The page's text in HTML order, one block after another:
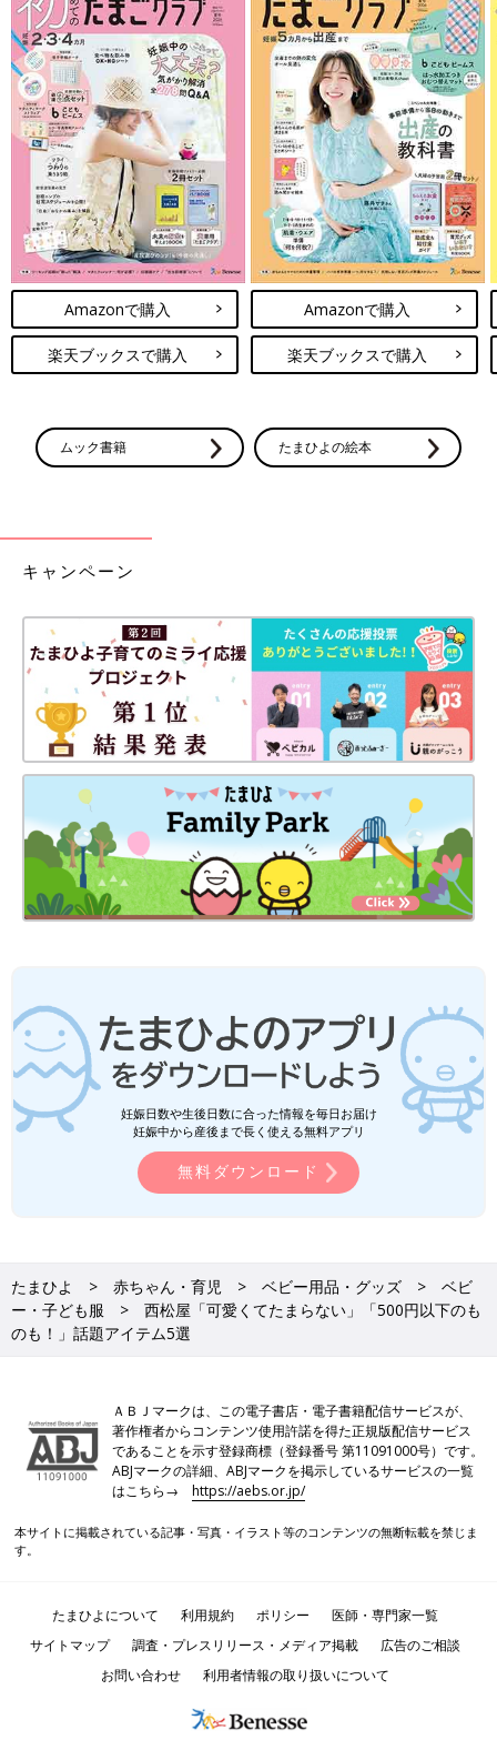
Amazonで購入
楽天ブックスで購入
Amazonで購入
楽天ブックスで購入
ムック書籍 たまひよの絵本
キャンペーン
妊娠日数や生後日数に合った情報を毎日お届け
妊娠中から産後まで長く使える無料アプリ
無料ダウンロード
たまひよ 赤ちゃん・育児 ベビー用品・グッズ
ベビ
ー・子ども服
西松屋「可愛くてたまらない」「500円以下のも
のも！」話題アイテム5選
ＡＢＪマークは、この電子書店・電子書籍配信サービスが、
著作権者からコンテンツ使用許諾を得た正規版配信サービス
であることを示す登録商標（登録番号 第11091000号）です。
ABJマークの詳細、ABJマークを掲示しているサービスの一覧
はこちら→https://aebs.or.jp/
本サイトに掲載されている記事・写真・イラスト等のコンテンツの無断転載を禁じま
す。
たまひよについて 利用規約 ポリシー
医師・専門家一覧
サイトマップ
調査・プレスリリース・メディア掲載
広告のご相談
お問い合わせ
利用者情報の取り扱いについて